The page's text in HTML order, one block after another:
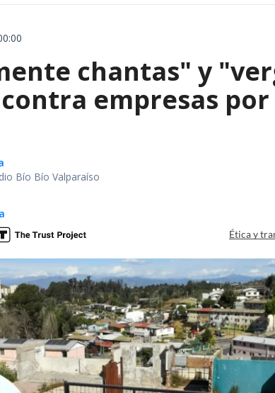
chantas" y
empresas
Bío Bío Valparaíso
Ética y